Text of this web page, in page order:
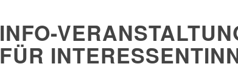
INFO-
FÜR